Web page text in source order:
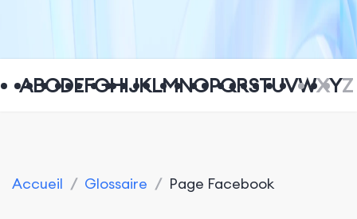
ABCDEFGHIJKLMNOPQRSTUVWXYZ
Accueil / Glossaire / Page Facebook